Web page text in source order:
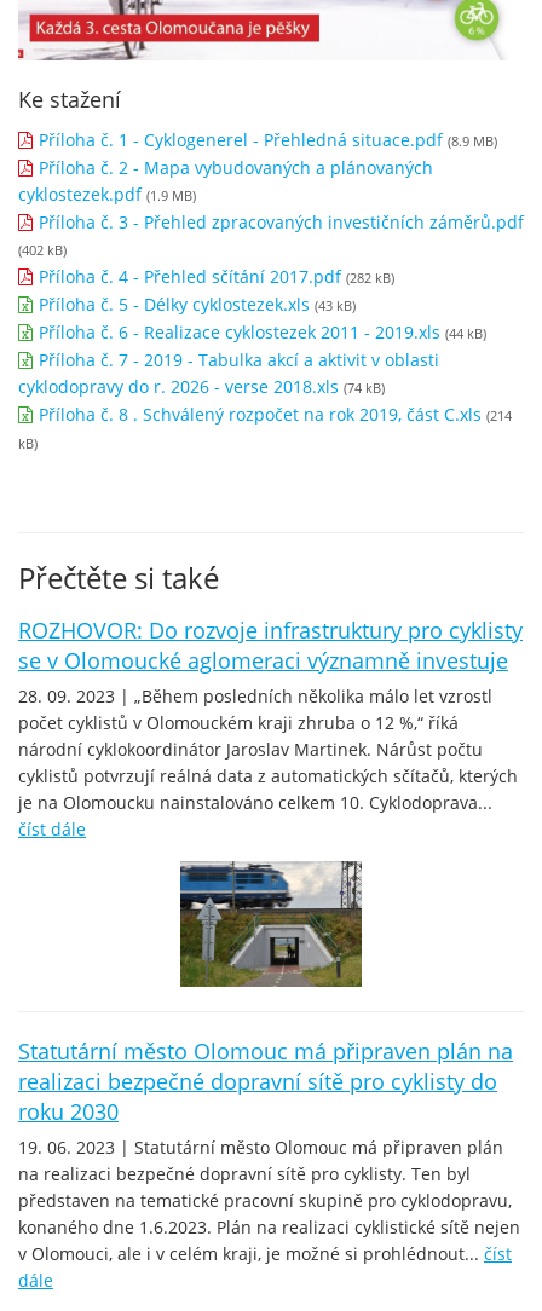
Ke stažení
Příloha č. 1 - Cyklogenerel - Přehledná situace.pdf (8.9 MB)
Příloha č. 2 - Mapa vybudovaných a plánovaných
cyklostezek.pdf (1.9 MB)
Příloha č. 3 - Přehled zpracovaných investičních záměrů.pdf
(402 kB)
Příloha č. 4 - Přehled sčítání 2017.pdf (282 kB)
Příloha č. 5 - Délky cyklostezek.xls (43 kB)
Příloha č. 6 - Realizace cyklostezek 2011 - 2019.xls (44 kB)
Příloha č. 7 - 2019 - Tabulka akcí a aktivit v oblasti
cyklodopravy do r. 2026 - verse 2018.xls (74 kB)
Příloha č. 8 . Schválený rozpočet na rok 2019, část C.xls (214
kB)
Přečtěte si také
ROZHOVOR: Do rozvoje infrastruktury pro cyklisty
se v Olomoucké aglomeraci významně investuje
28. 09. 2023 | „Během posledních několika málo let vzrostl
počet cyklistů v Olomouckém kraji zhruba o 12 %,“ říká
národní cyklokoordinátor Jaroslav Martinek. Nárůst počtu
cyklistů potvrzují reálná data z automatických sčítačů, kterých
je na Olomoucku nainstalováno celkem 10. Cyklodoprava...
číst dále
Statutární město Olomouc má připraven plán na
realizaci bezpečné dopravní sítě pro cyklisty do
roku 2030
19. 06. 2023 | Statutární město Olomouc má připraven plán
na realizaci bezpečné dopravní sítě pro cyklisty. Ten byl
představen na tematické pracovní skupině pro cyklodopravu,
konaného dne 1.6.2023. Plán na realizaci cyklistické sítě nejen
v Olomouci, ale i v celém kraji, je možné si prohlédnout... číst
dále